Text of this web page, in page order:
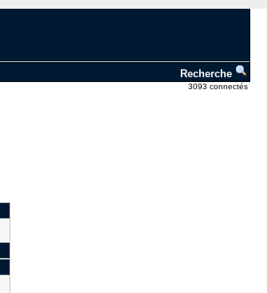
Recherche
3093 connectés